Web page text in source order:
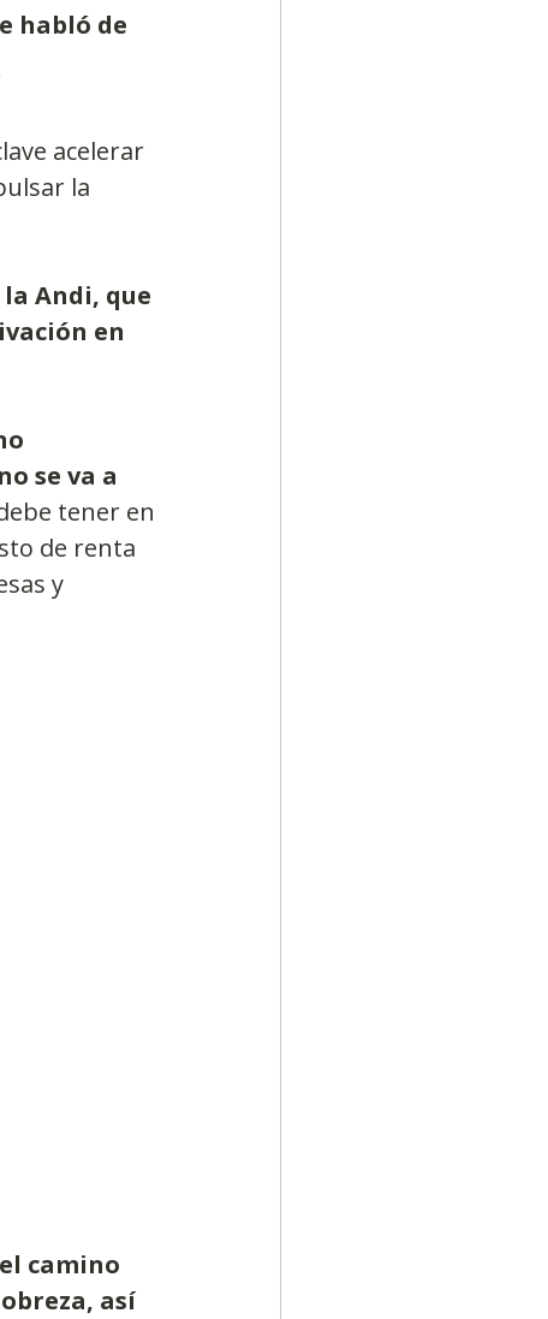
habló de
acelerar
la
Andi, que
en
se va a
tener en
de renta
y
camino
así